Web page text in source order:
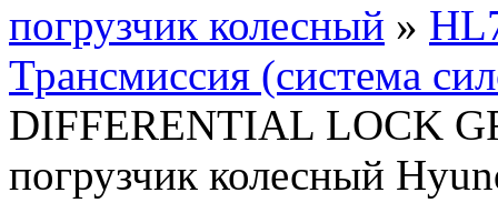
погрузчик колесный »
Трансмиссия (система
DIFFERENTIAL LOCK
погрузчик колесный